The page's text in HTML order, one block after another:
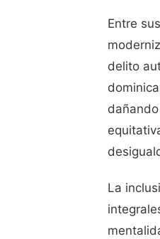
Entre
delito
La